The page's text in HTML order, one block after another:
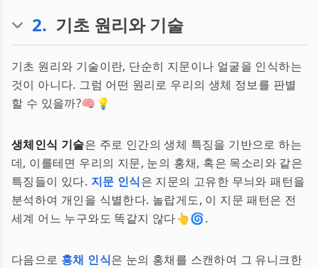
2. 기초 원리와 기술
기초 원리와 기술이란, 단순히 지문이나 얼굴을 인식하는
것이 아니다. 그럼 어떤 원리로 우리의 생체 정보를 판별
할 수 있을까?🧠💡
생체인식 기술은 주로 인간의 생체 특징을 기반으로 하는
데, 이를테면 우리의 지문, 눈의 홍채, 혹은 목소리와 같은
특징들이 있다. 지문 인식은 지문의 고유한 무늬와 패턴을
분석하여 개인을 식별한다. 놀랍게도, 이 지문 패턴은 전
세계 어느 누구와도 똑같지 않다👆🌀.
다음으로 홍채 인식은 눈의 홍채를 스캔하여 그 유니크한